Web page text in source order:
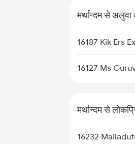
Marthandam
Trains
Marthandam
मर्थान्दम से
16187 Kik Ers
16127 Ms
मर्थान्दम से
16232